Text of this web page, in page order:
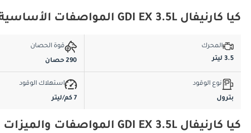
كيا كارنيفال GDI EX 3.5L المواصفات الأساسية
المحرك
3.5 ليتر
قوة الحصان
290 حصان
نوع الوقود
بترول
استهلاك الوقود
7 كم/ليتر
كيا كارنيفال GDI EX 3.5L المواصفات والميزات